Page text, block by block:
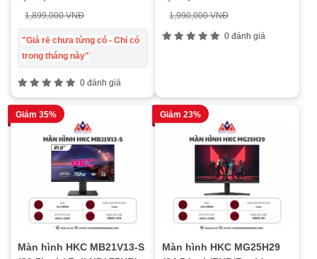
tháng
1,899,000 VNĐ
"Giá rẻ chưa từng có - Chỉ có
trong tháng này"
0 đánh giá
1,990,000 VNĐ
0 đánh giá
Giảm 35%
Màn hình HKC MB21V13-S
Giảm 23%
Màn hình HKC MG25H29